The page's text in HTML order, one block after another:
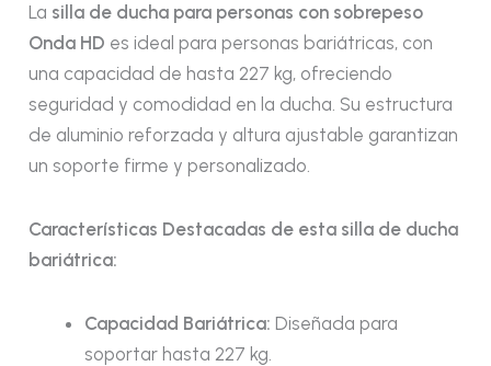
La silla de ducha para personas con sobrepeso
Onda HD es ideal para personas bariátricas, con
una capacidad de hasta 227 kg, ofreciendo
seguridad y comodidad en la ducha. Su estructura
de aluminio reforzada y altura ajustable garantizan
un soporte firme y personalizado.
Características Destacadas de esta silla de ducha
bariátrica:
Capacidad Bariátrica: Diseñada para
soportar hasta 227 kg.